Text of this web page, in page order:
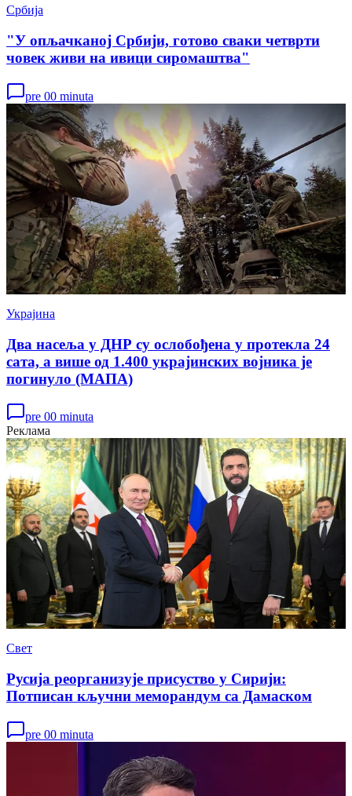
Србија
"У опљачканој Србији, готово сваки четврти
човек живи на ивици сиромаштва"
pre 00 minuta
Украјина
Два насеља у ДНР су ослобођена у протекла 24
сата, а више од 1.400 украјинских војника је
погинуло (МАПА)
pre 00 minuta
Реклама
Свет
Русија реорганизује присуство у Сирији:
Потписан кључни меморандум са Дамаском
pre 00 minuta